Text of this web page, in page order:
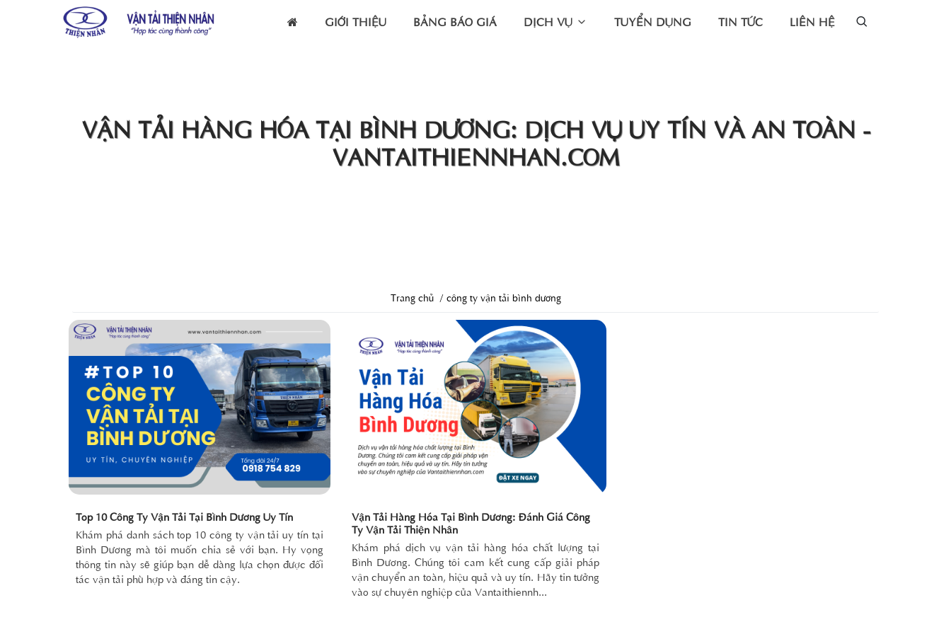
GIỚI THIỆU BẢNG BÁO GIÁ DỊCH VỤ TUYỂN DỤNG TIN TỨC LIÊN HỆ
VẬN TẢI HÀNG HÓA TẠI BÌNH DƯƠNG: DỊCH VỤ UY TÍN VÀ AN TOÀN -
VANTAITHIENNHAN.COM
Trang chủ công ty vận tải bình dương
Top 10 Công Ty Vận Tải Tại Bình Dương Uy Tín
Khám phá danh sách top 10 công ty vận tải uy tín tại
Bình Dương mà tôi muốn chia sẻ với bạn. Hy vọng
thông tin này sẽ giúp bạn dễ dàng lựa chọn được đối
tác vận tải phù hợp và đáng tin cậy.
Vận Tải Hàng Hóa Tại Bình Dương: Đánh Giá Công
Ty Vận Tải Thiện Nhân
Khám phá dịch vụ vận tải hàng hóa chất lượng tại
Bình Dương. Chúng tôi cam kết cung cấp giải pháp
vận chuyển an toàn, hiệu quả và uy tín. Hãy tin tưởng
vào sự chuyên nghiệp của Vantaithiennh...